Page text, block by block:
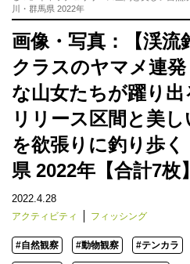
川・群馬県 2022年
画像・写真：【渓流
クラスのヤマメ連
な山女たちが躍り
リリース区間と美
を欲張りに釣り歩
県 2022年【合計7枚】
2022.4.28
アクティビティ フィッシング
#自然観察 #動物観察 #テンカラ